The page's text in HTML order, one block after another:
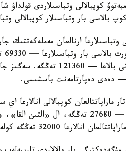
كوپبالالى وتباسىلاردى قولداۋ
بالاسى بار وتباسىلار كوپبالالى
ارنالعان مەملەكەتتىك
دەدى دەپارتامەنت باسشىسى.
ماراپاتتالعان كوپبالالى
32000 تەڭگە كولەمىندە جاردەماقى تولەنەدى.